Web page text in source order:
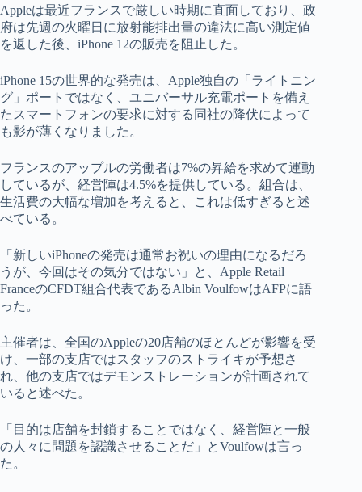
Appleは最近フランスで厳しい時期に直面しており、政
府は先週の火曜日に放射能排出量の違法に高い測定値
を返した後、iPhone 12の販売を阻止した。
iPhone 15の世界的な発売は、Apple独自の「ライトニン
グ」ポートではなく、ユニバーサル充電ポートを備え
たスマートフォンの要求に対する同社の降伏によって
も影が薄くなりました。
フランスのアップルの労働者は7%の昇給を求めて運動
しているが、経営陣は4.5%を提供している。組合は、
生活費の大幅な増加を考えると、これは低すぎると述
べている。
「新しいiPhoneの発売は通常お祝いの理由になるだろ
うが、今回はその気分ではない」と、Apple Retail
FranceのCFDT組合代表であるAlbin VoulfowはAFPに語
った。
主催者は、全国のAppleの20店舗のほとんどが影響を受
け、一部の支店ではスタッフのストライキが予想さ
れ、他の支店ではデモンストレーションが計画されて
いると述べた。
「目的は店舗を封鎖することではなく、経営陣と一般
の人々に問題を認識させることだ」とVoulfowは言っ
た。